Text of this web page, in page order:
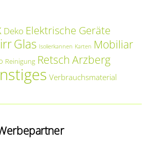
Deko Elektrische Geräte
Glas Isolierkannen Karten Mobiliar
Reinigung Retsch Arzberg
Verbrauchsmaterial